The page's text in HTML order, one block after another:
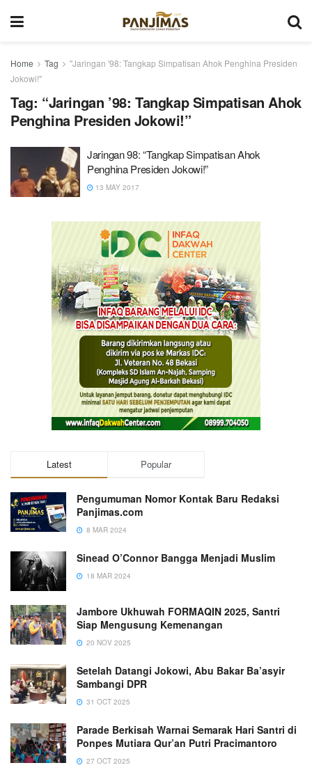
Home Tag
"Jaringan '98: Tangkap Simpatisan Ahok Penghina Presiden
Jokowi!"
Tag: “Jaringan ’98: Tangkap Simpatisan Ahok
Penghina Presiden Jokowi!”
Jaringan 98: “Tangkap Simpatisan Ahok
Penghina Presiden Jokowi!”
13 MAY 2017
Latest Popular
Pengumuman Nomor Kontak Baru Redaksi
Panjimas.com
8 MAR 2024
Sinead O’Connor Bangga Menjadi Muslim
18 MAR 2024
Jambore Ukhuwah FORMAQIN 2025, Santri
Siap Mengusung Kemenangan
20 NOV 2025
Setelah Datangi Jokowi, Abu Bakar Ba’asyir
Sambangi DPR
31 OCT 2025
Parade Berkisah Warnai Semarak Hari Santri di
Ponpes Mutiara Qur’an Putri Pracimantoro
27 OCT 2025